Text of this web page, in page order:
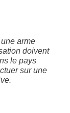
arme
doivent
le pays
sur une